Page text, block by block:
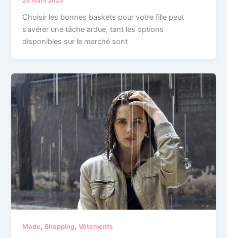
Choisir les bonnes baskets pour votre fille peut
s’avérer une tâche ardue, tant les options
disponibles sur le marché sont
Mode,Shopping,Vêtements